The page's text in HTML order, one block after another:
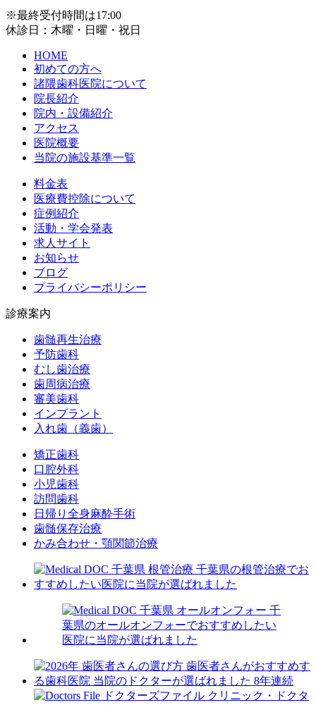
※最終受付時間は17:00
休診日：木曜・日曜・祝日
HOME
初めての方へ
諸隈歯科医院について
院長紹介
院内・設備紹介
アクセス
医院概要
当院の施設基準一覧
料金表
医療費控除について
症例紹介
活動・学会発表
求人サイト
お知らせ
ブログ
プライバシーポリシー
診療案内
歯髄再生治療
予防歯科
むし歯治療
歯周病治療
審美歯科
インプラント
入れ歯（義歯）
矯正歯科
口腔外科
小児歯科
訪問歯科
日帰り全身麻酔手術
歯髄保存治療
かみ合わせ・顎関節治療